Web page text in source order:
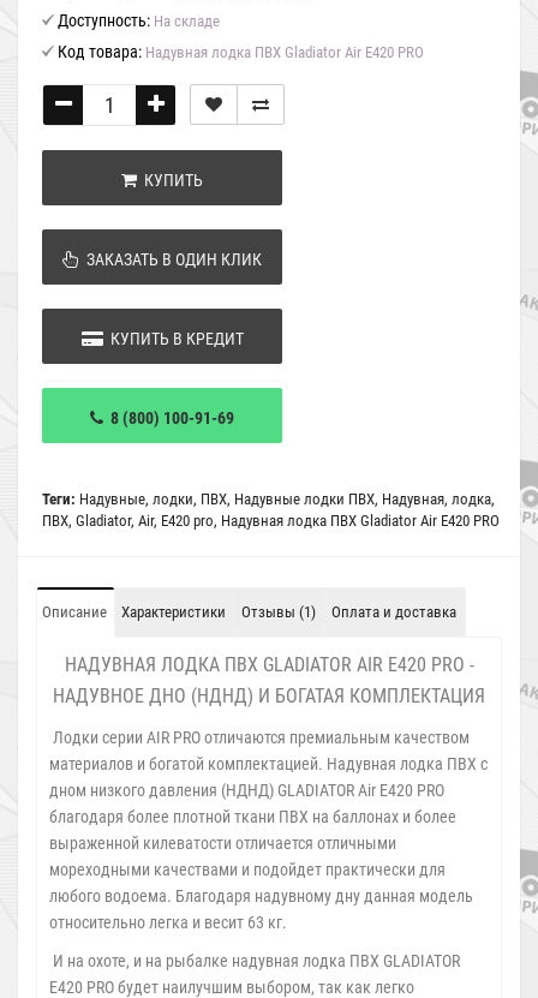
Доступность: На складе
Код товара: Надувная лодка ПВХ Gladiator Air E420 PRO
КУПИТЬ
ЗАКАЗАТЬ В ОДИН КЛИК
КУПИТЬ В КРЕДИТ
8 (800) 100-91-69
Теги: Надувные, лодки, ПВХ, Надувные лодки ПВХ, Надувная, лодка,
ПВХ, Gladiator, Air, E420 pro, Надувная лодка ПВХ Gladiator Air E420 PRO
Описание Характеристики Отзывы (1) Оплата и доставка
НАДУВНАЯ ЛОДКА ПВХ GLADIATOR AIR E420 PRO -
НАДУВНОЕ ДНО (НДНД) И БОГАТАЯ КОМПЛЕКТАЦИЯ
Лодки серии AIR PRO отличаются премиальным качеством
материалов и богатой комплектацией. Надувная лодка ПВХ с
дном низкого давления (НДНД) GLADIATOR Air E420 PRO
благодаря более плотной ткани ПВХ на баллонах и более
выраженной килеватости отличается отличными
мореходными качествами и подойдет практически для
любого водоема. Благодаря надувному дну данная модель
относительно легка и весит 63 кг.
И на охоте, и на рыбалке надувная лодка ПВХ GLADIATOR
E420 PRO будет наилучшим выбором, так как легко